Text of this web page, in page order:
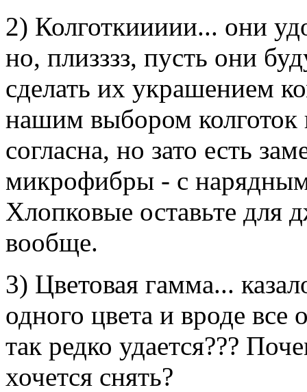
2) Колготкиииии... они
но, плизззз, пусть они
сделать их украшением
нашим выбором колготок
согласна, но зато есть
микрофибры - с
Хлопковые оставьте для
вообще.
3) Цветовая гамма...
одного цвета и вроде все
так редко удается???
хочется снять?